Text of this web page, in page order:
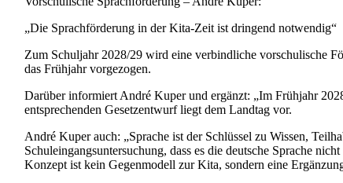
„Die Sprachförderung in der Kita-Zeit ist dringend notwendig“
Zum Schuljahr 2028/29 wird eine verbindliche vorschulische
das Frühjahr vorgezogen.
Darüber informiert André Kuper und ergänzt: „Im Frühjahr
entsprechenden Gesetzentwurf liegt dem Landtag vor.
André Kuper auch: „Sprache ist der Schlüssel zu Wissen,
Schuleingangsuntersuchung, dass es die deutsche Sprache
Konzept ist kein Gegenmodell zur Kita, sondern eine